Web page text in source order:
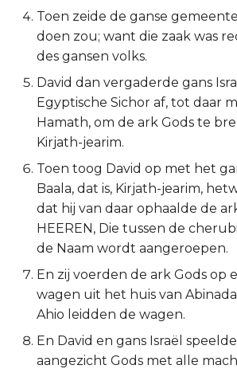
Filipenzen
1 Thessalonicenzen
2 Thessalonicenzen
1 Timótheüs
2 Timótheüs
Filémon
Hebreeën
Toen zeide de ganse
doen zou; want die zaak was
des gansen volks.
David dan vergaderde gans
Egyptische Sichor af, tot daar
Hamath, om de ark Gods te
Kirjath-jearim.
Toen toog David op met het
Baala, dat is, Kirjath-jearim,
dat hij van daar ophaalde de
HEEREN, Die tussen de
de Naam wordt aangeroepen.
En zij voerden de ark Gods op
wagen uit het huis van
Ahio leidden de wagen.
En David en gans Israël
aangezicht Gods met alle